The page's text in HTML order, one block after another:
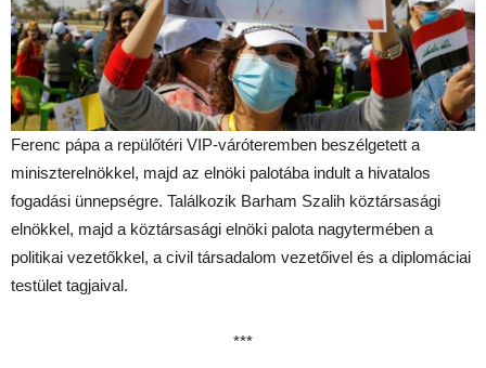
Ferenc pápa a repülőtéri VIP-váróteremben beszélgetett a
miniszterelnökkel, majd az elnöki palotába indult a hivatalos
fogadási ünnepségre. Találkozik Barham Szalih köztársasági
elnökkel, majd a köztársasági elnöki palota nagytermében a
politikai vezetőkkel, a civil társadalom vezetőivel és a diplomáciai
testület tagjaival.
***